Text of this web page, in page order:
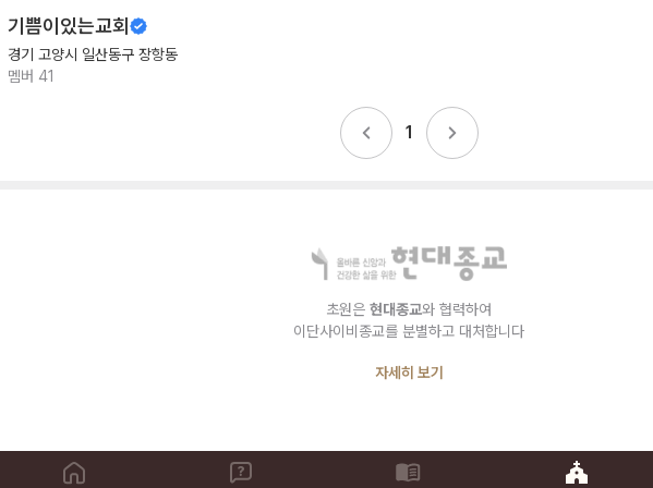
기쁨이있는교회
경기 고양시 일산동구 장항동
멤버 41
1
초원은 현대종교와 협력하여
이단사이비종교를 분별하고 대처합니다
자세히 보기